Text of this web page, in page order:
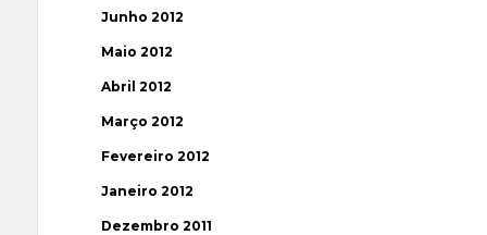
Junho 2012
Maio 2012
Abril 2012
Março 2012
Fevereiro 2012
Janeiro 2012
Dezembro 2011